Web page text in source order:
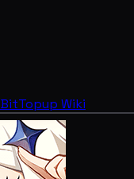
BitTopup Wiki